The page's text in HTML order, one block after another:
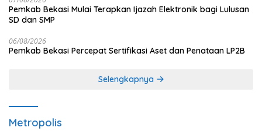
Pemkab Bekasi Mulai Terapkan Ijazah Elektronik bagi Lulusan
SD dan SMP
06/08/2026
Pemkab Bekasi Percepat Sertifikasi Aset dan Penataan LP2B
Selengkapnya
Metropolis